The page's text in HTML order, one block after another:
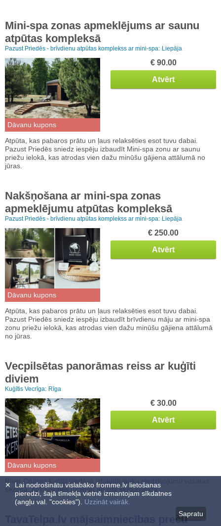
Mini-spa zonas apmeklējums ar saunu
atpūtas kompleksā
Pazust Priedēs - brīvdienu atpūtas komplekss ar mini-spa: Liepāja
Dāvanu kupons
€ 90.00
Atvērt
Atpūta, kas pabaros prātu un ļaus relaksēties esot tuvu dabai.
Pazust Priedēs sniedz iespēju izbaudīt Mini-spa zonu ar saunu
priežu ielokā, kas atrodas vien dažu minūšu gājiena attālumā no
jūras.
Nakšņošana ar mini-spa zonas
apmeklējumu atpūtas kompleksā
Pazust Priedēs - brīvdienu atpūtas komplekss ar mini-spa: Liepāja
Dāvanu kupons
€ 250.00
Atvērt
Atpūta, kas pabaros prātu un ļaus relaksēties esot tuvu dabai.
Pazust Priedēs sniedz iespēju izbaudīt brīvdienu māju ar mini-spa
zonu priežu ielokā, kas atrodas vien dažu minūšu gājiena attālumā
no jūras.
Vecpilsētas panorāmas reiss ar kuģīti
diviem
Kuģītis Vecrīga: Rīga
Dāvanu kupons
€ 30.00
Atvērt
River Cruises kuģīši piedāvā izbaudīt jauku piedzīvojumu vasaras
sezonā, palūkojoties uz Rīgu no cita skatupunkta.
TavaTelpa.lv mājsaimniecības preču
Lai nodrošinātu vislabāko fromme.lv lietošanas
pieredzi, šajā tīmekļa vietnē izmantojam sīkdatnes
(angļu val. "cookies"). Uzzināt vairāk.
Sapratu
✕